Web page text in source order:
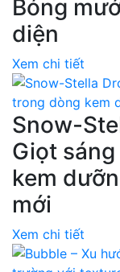
Bóng
diện
Xem chi tiết
Snow-
Giọt
kem
mới
Xem chi tiết